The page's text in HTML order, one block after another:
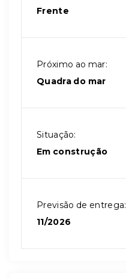
Frente
Próximo ao mar:
Quadra do mar
Situação:
Em construção
Previsão de entrega:
11/2026